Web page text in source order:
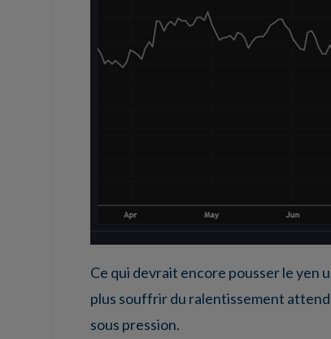
Ce qui devrait encore pousser le yen
plus souffrir du ralentissement
sous pression.